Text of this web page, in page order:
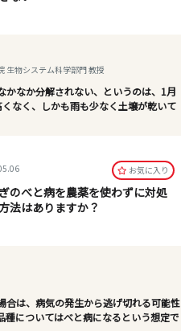
生物システム科学部門 教授
かなか分解されない、というのは、1月
なく、しかも雨も少なく土壌が乾いて
お気に⼊り
のべと病を農薬を使わずに対処
法はありますか？
合は、病気の発生から逃げ切れる可能性
種についてはべと病になるという想定で